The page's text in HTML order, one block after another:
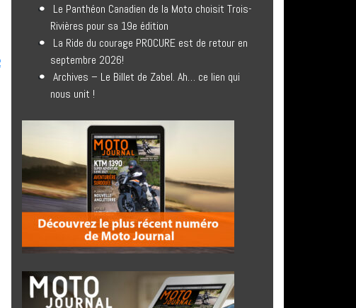
Le Panthéon Canadien de la Moto choisit Trois-
Rivières pour sa 19e édition
La Ride du courage PROCURE est de retour en
septembre 2026!
Archives – Le Billet de Zabel. Ah… ce lien qui
nous unit !